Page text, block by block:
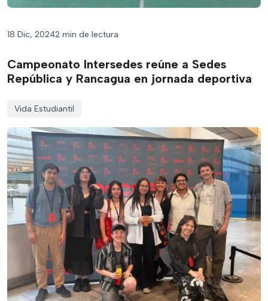
18 Dic, 20242 min de lectura
Campeonato Intersedes reúne a Sedes
República y Rancagua en jornada deportiva
Vida Estudiantil